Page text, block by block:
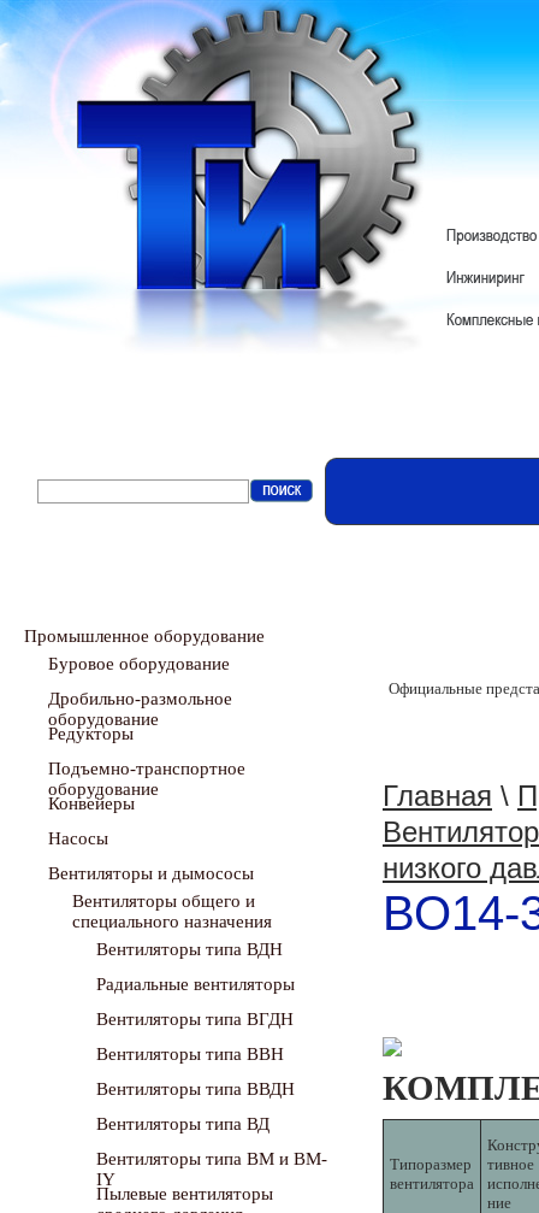
Промышленное оборудование
Буровое оборудование
Дробильно-размольное
Редукторы
Подъемно-транспортное
Конвейеры
Насосы
Вентиляторы и дымососы
Вентиляторы общего и
специального назначения
Вентиляторы типа ВДН
Радиальные вентиляторы
Вентиляторы типа ВГДН
Вентиляторы типа ВВН
Вентиляторы типа ВВДН
Вентиляторы типа ВД
Вентиляторы типа ВМ и ВМ-
Пылевые вентиляторы
Официальные
Главная \
низкого
ВО14-
Типоразмер
вентилятора
тивное
ние